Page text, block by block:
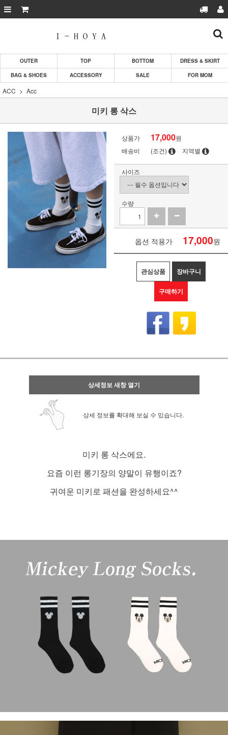
OUTER TOP BOTTOM
DRESS & SKIRT
BAG & SHOES
ACCESSORY SALE FOR MOM
ACC Acc
미키 롱 삭스
상품가 17,000원
배송비
(조건) 지역별
사이즈
수량
옵션 적용가 17,000원
관심상품 장바구니
구매하기
상세정보 새창 열기
상세 정보를 확대해 보실 수 있습니다.
미키 롱 삭스에요.
요즘 이런 롱기장의 양말이 유행이죠?
귀여운 미키로 패션을 완성하세요^^